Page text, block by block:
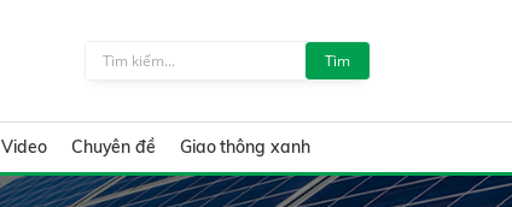
Tìm
Video Chuyên đề Giao thông xanh